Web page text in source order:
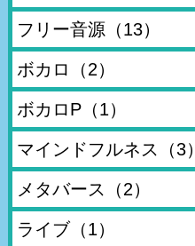
フリー音源（13）
ボカロ （2）
ボカロP（1）
マインドフルネス （3）
メタバース （2）
ライブ（1）